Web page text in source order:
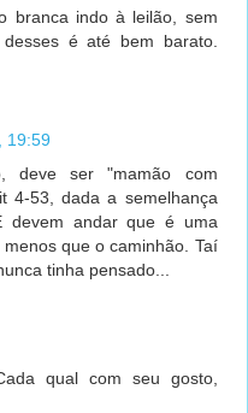
branca indo à leilão, sem
é até bem barato.
19:59
deve ser "mamão com
4-53, dada a semelhança
devem andar que é uma
que o caminhão. Taí
tinha pensado...
qual com seu gosto,